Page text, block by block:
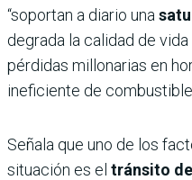
“soportan a diario una
degrada la calidad de
pérdidas millonarias en
ineficiente de
Señala que uno de los
situación es el tránsito